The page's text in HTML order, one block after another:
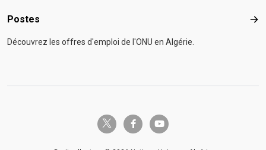
Postes
Découvrez les offres d'emploi de l'ONU en Algérie.
twitter-x facebook-fyoutube